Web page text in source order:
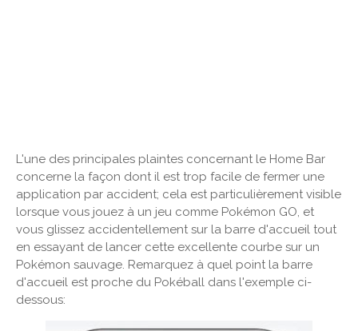
L'une des principales plaintes concernant le Home Bar
concerne la façon dont il est trop facile de fermer une
application par accident; cela est particulièrement visible
lorsque vous jouez à un jeu comme Pokémon GO, et
vous glissez accidentellement sur la barre d'accueil tout
en essayant de lancer cette excellente courbe sur un
Pokémon sauvage. Remarquez à quel point la barre
d'accueil est proche du Pokéball dans l'exemple ci-
dessous: